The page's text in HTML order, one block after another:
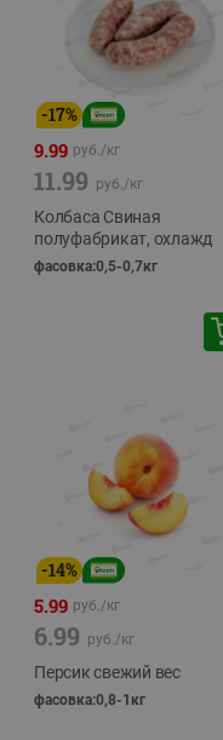
-17%
9.99 руб./кг
11.99 руб./кг
Колбаса Свиная
полуфабрикат, охлажд
фасовка:0,5-0,7кг
-14%
5.99 руб./кг
6.99 руб./кг
Персик свежий вес
фасовка:0,8-1кг